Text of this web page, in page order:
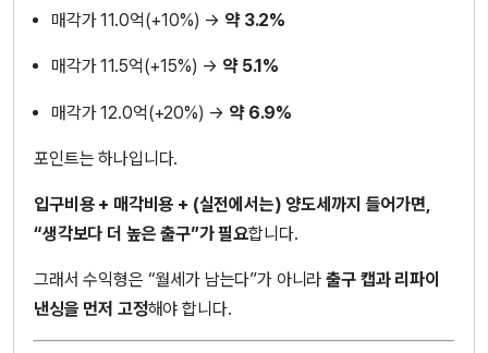
매각가 11.0억(+10%) → 약 3.2%
매각가 11.5억(+15%) → 약 5.1%
매각가 12.0억(+20%) → 약 6.9%
포인트는 하나입니다.
입구비용 + 매각비용 + (실전에서는) 양도세까지 들어가면,
“생각보다 더 높은 출구”가 필요합니다.
그래서 수익형은 “월세가 남는다”가 아니라출구 캡과 리파이
낸싱을 먼저 고정해야 합니다.